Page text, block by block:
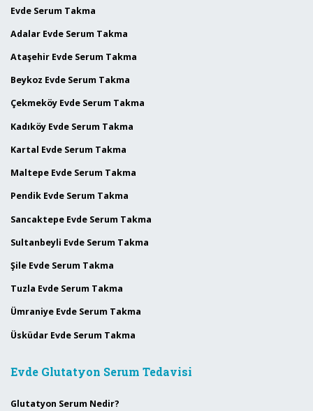
Evde Serum Takma
Adalar Evde Serum Takma
Ataşehir Evde Serum Takma
Beykoz Evde Serum Takma
Çekmeköy Evde Serum Takma
Kadıköy Evde Serum Takma
Kartal Evde Serum Takma
Maltepe Evde Serum Takma
Pendik Evde Serum Takma
Sancaktepe Evde Serum Takma
Sultanbeyli Evde Serum Takma
Şile Evde Serum Takma
Tuzla Evde Serum Takma
Ümraniye Evde Serum Takma
Üsküdar Evde Serum Takma
Evde Glutatyon Serum Tedavisi
Glutatyon Serum Nedir?